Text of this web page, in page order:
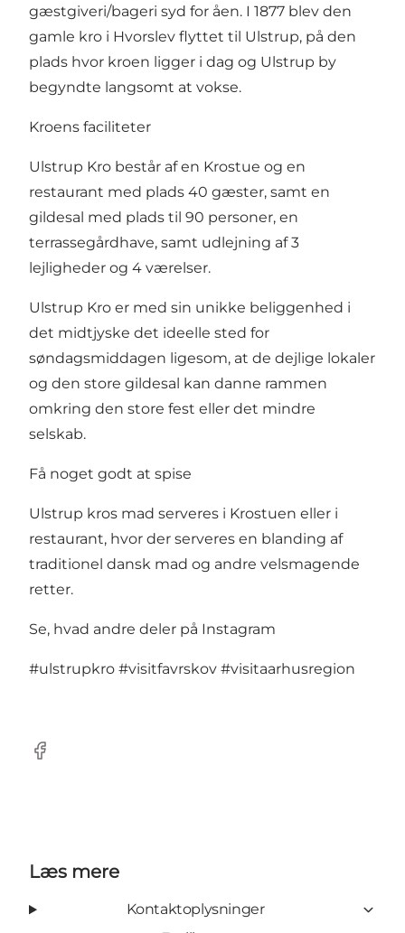
gæstgiveri/bageri syd for åen. I 1877 blev den
gamle kro i Hvorslev flyttet til Ulstrup, på den
plads hvor kroen ligger i dag og Ulstrup by
begyndte langsomt at vokse.
Kroens faciliteter
Ulstrup Kro består af en Krostue og en
restaurant med plads 40 gæster, samt en
gildesal med plads til 90 personer, en
terrassegårdhave, samt udlejning af 3
lejligheder og 4 værelser.
Ulstrup Kro er med sin unikke beliggenhed i
det midtjyske det ideelle sted for
søndagsmiddagen ligesom, at de dejlige lokaler
og den store gildesal kan danne rammen
omkring den store fest eller det mindre
selskab.
Få noget godt at spise
Ulstrup kros mad serveres i Krostuen eller i
restaurant, hvor der serveres en blanding af
traditionel dansk mad og andre velsmagende
retter.
Se, hvad andre deler på Instagram
#ulstrupkro #visitfavrskov #visitaarhusregion
Facebook
Læs mere
Kontaktoplysninger